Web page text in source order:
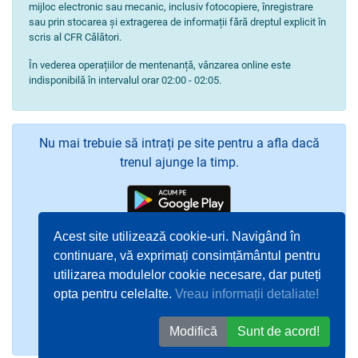
Acest site utilizează cookie-uri. Navigând în
continuare, vă exprimați consimțământul pentru
utilizarea modulelor cookie necesare, dar puteți
opta pentru celelalte.Vreau informații detaliate!
Modifică Sunt de acord!
mijloc electronic sau mecanic, inclusiv fotocopiere, înregistrare
sau prin stocarea și extragerea de informații fără dreptul explicit în
scris al CFR Călători.
În vederea operațiilor de mentenanță, vânzarea online este
indisponibilă în intervalul orar 02:00 - 02:05.
Nu mai trebuie să intrați pe site pentru a afla dacă
trenul ajunge la timp.